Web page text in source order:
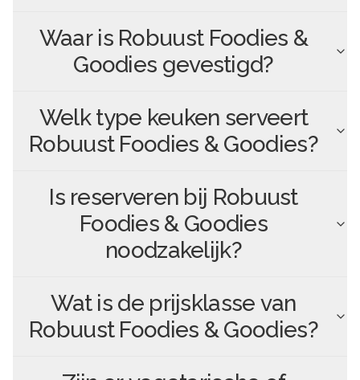
Waar is Robuust Foodies &
Goodies gevestigd?
Welk type keuken serveert
Robuust Foodies & Goodies?
Is reserveren bij Robuust
Foodies & Goodies
noodzakelijk?
Wat is de prijsklasse van
Robuust Foodies & Goodies?